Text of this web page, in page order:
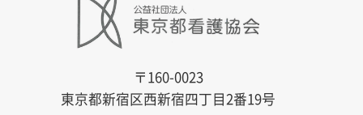
〒160-0023
東京都新宿区西新宿四丁目2番19号